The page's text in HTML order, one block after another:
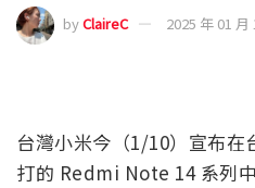
byClaireC 2025 年 01 月
台灣小米今（1/10）宣布在
打的 Redmi Note 14 系列